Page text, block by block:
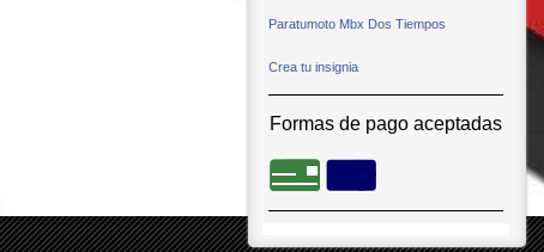
Paratumoto Mbx Dos Tiempos
Crea tu insignia
Formas de pago aceptadas